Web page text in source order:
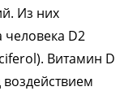
Из них
D2
Витамин D